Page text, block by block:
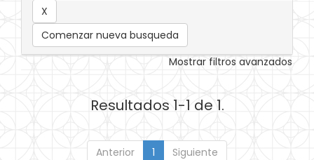
Comenzar nueva busqueda
Mostrar filtros avanzados
Resultados 1-1 de 1.
Anterior 1 Siguiente